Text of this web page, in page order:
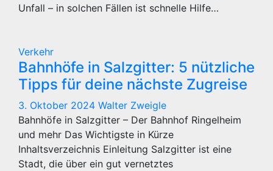
Unfall – in solchen Fällen ist schnelle Hilfe…
Verkehr
Bahnhöfe in Salzgitter: 5 nützliche
Tipps für deine nächste Zugreise
3. Oktober 2024 Walter Zweigle
Bahnhöfe in Salzgitter – Der Bahnhof Ringelheim
und mehr Das Wichtigste in Kürze
Inhaltsverzeichnis Einleitung Salzgitter ist eine
Stadt, die über ein gut vernetztes